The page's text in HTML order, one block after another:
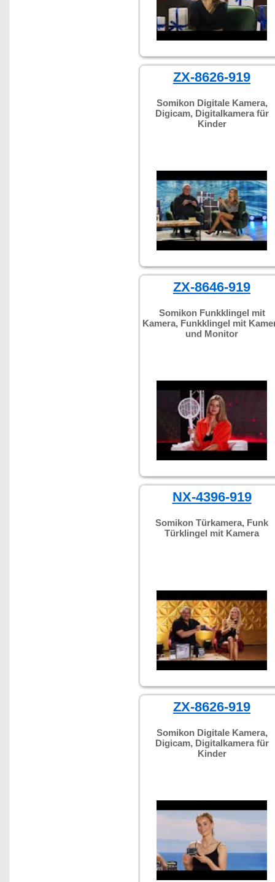
ZX-8626-919
Somikon Digitale Kamera,
Digicam, Digitalkamera für
Kinder
ZX-8646-919
Somikon Funkklingel mit
Kamera, Funkklingel mit
und Monitor
NX-4396-919
Somikon Türkamera, Funk
Türklingel mit Kamera
ZX-8626-919
Somikon Digitale Kamera,
Digicam, Digitalkamera für
Kinder